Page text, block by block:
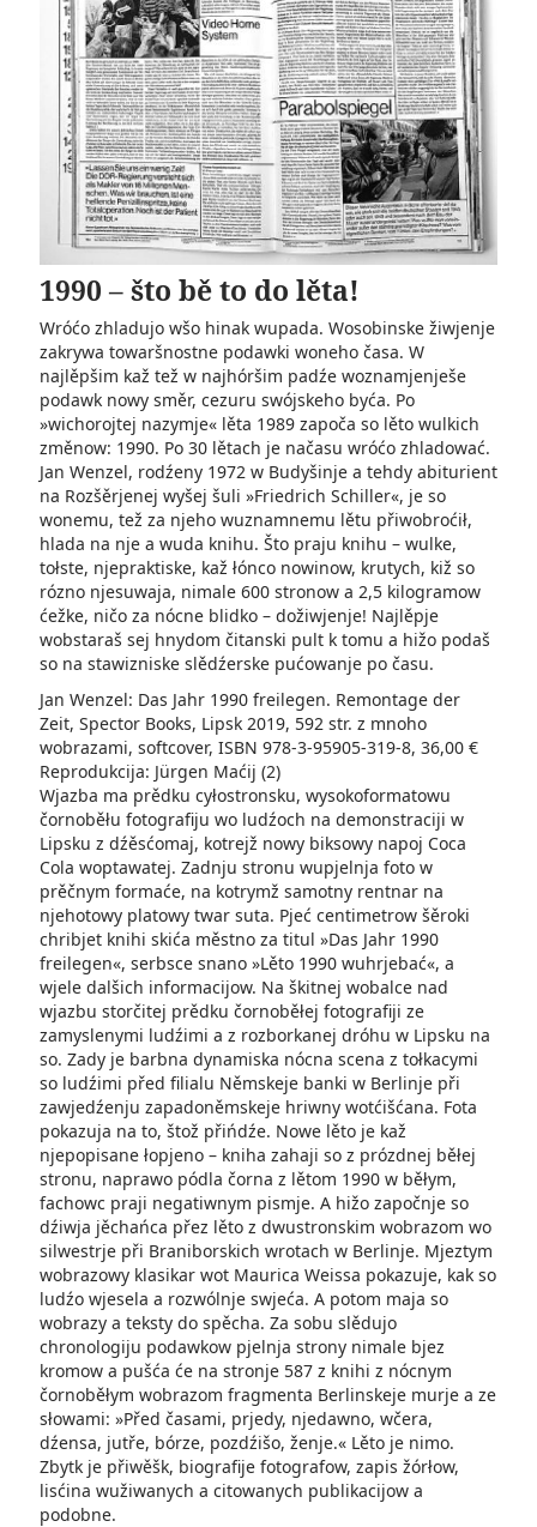
1990 – što bě to do lěta!
Wróćo zhladujo wšo hinak wupada. Wosobinske žiwjenje
zakrywa towaršnostne podawki woneho časa. W
najlěpšim kaž tež w najhóršim padźe woznamjenješe
podawk nowy směr, cezuru swójskeho byća. Po
»wichorojtej nazymje« lěta 1989 započa so lěto wulkich
změnow: 1990. Po 30 lětach je načasu wróćo zhladować.
Jan Wenzel, rodźeny 1972 w Budyšinje a tehdy abiturient
na Rozšěrjenej wyšej šuli »Friedrich Schiller«, je so
wonemu, tež za njeho wuznamnemu lětu přiwobroćił,
hlada na nje a wuda knihu. Što praju knihu – wulke,
tołste, njepraktiske, kaž łónco nowinow, krutych, kiž so
rózno njesuwaja, nimale 600 stronow a 2,5 kilogramow
ćežke, ničo za nócne blidko – dožiwjenje! Najlěpje
wobstaraš sej hnydom čitanski pult k tomu a hižo podaš
so na stawizniske slědźerske pućowanje po času.
Jan Wenzel: Das Jahr 1990 freilegen. Remontage der
Zeit, Spector Books, Lipsk 2019, 592 str. z mnoho
wobrazami, softcover, ISBN 978-3-95905-319-8, 36,00 €
Reprodukcija: Jürgen Maćij (2)
Wjazba ma prědku cyłostronsku, wysokoformatowu
čornoběłu fotografiju wo ludźoch na demonstraciji w
Lipsku z dźěsćomaj, kotrejž nowy biksowy napoj Coca
Cola woptawatej. Zadnju stronu wupjelnja foto w
prěčnym formaće, na kotrymž samotny rentnar na
njehotowy platowy twar suta. Pjeć centimetrow šěroki
chribjet knihi skića městno za titul »Das Jahr 1990
freilegen«, serbsce snano »Lěto 1990 wuhrjebać«, a
wjele dalšich informacijow. Na škitnej wobalce nad
wjazbu storčitej prědku čornoběłej fotografiji ze
zamyslenymi ludźimi a z rozborkanej dróhu w Lipsku na
so. Zady je barbna dynamiska nócna scena z tołkacymi
so ludźimi před filialu Němskeje banki w Berlinje při
zawjedźenju zapadoněmskeje hriwny wotćišćana. Fota
pokazuja na to, štož přińdźe. Nowe lěto je kaž
njepopisane łopjeno – kniha zahaji so z prózdnej běłej
stronu, naprawo pódla čorna z lětom 1990 w běłym,
fachowc praji negatiwnym pismje. A hižo započnje so
dźiwja jěchańca přez lěto z dwustronskim wobrazom wo
silwestrje při Braniborskich wrotach w Berlinje. Mjeztym
wobrazowy klasikar wot Maurica Weissa pokazuje, kak so
ludźo wjesela a rozwólnje swjeća. A potom maja so
wobrazy a teksty do spěcha. Za sobu slědujo
chronologiju podawkow pjelnja strony nimale bjez
kromow a pušća će na stronje 587 z knihi z nócnym
čornoběłym wobrazom fragmenta Berlinskeje murje a ze
słowami: »Před časami, prjedy, njedawno, wčera,
dźensa, jutře, bórze, pozdźišo, ženje.« Lěto je nimo.
Zbytk je přiwěšk, biografije fotografow, zapis žórłow,
lisćina wužiwanych a citowanych publikacijow a
podobne.